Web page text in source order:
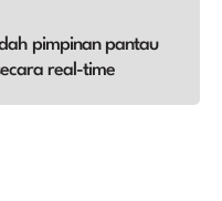
pimpinan pantau
real-time